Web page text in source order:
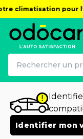
climatisation pour
Identifier mon